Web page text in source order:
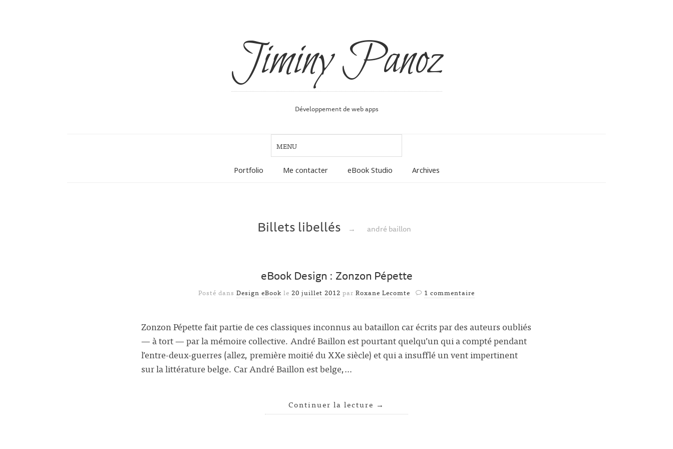
Jiminy Panoz
Développement de web apps
Portfolio Me contacter eBook Studio Archives
Billets libellés → andré baillon
eBook Design : Zonzon Pépette
Posté dans Design eBook le 20 juillet 2012 par Roxane Lecomte 1 commentaire
Zonzon Pépette fait partie de ces classiques inconnus au bataillon car écrits par des auteurs oubliés
— à tort — par la mémoire collective. André Baillon est pourtant quelqu’un qui a compté pendant
l’entre-deux-guerres (allez, première moitié du XXe siècle) et qui a insufflé un vent impertinent
sur la littérature belge. Car André Baillon est belge,…
Continuer la lecture →